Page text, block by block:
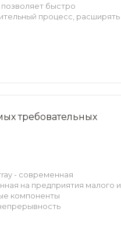
позволяет быстро
процесс, расширять
требовательных
- современная
на предприятия малого и
компоненты